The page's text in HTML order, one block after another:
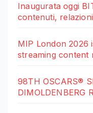
Inaugurata oggi
contenuti,
MIP London 2026
streaming content
98TH OSCARS®
DIMOLDENBERG